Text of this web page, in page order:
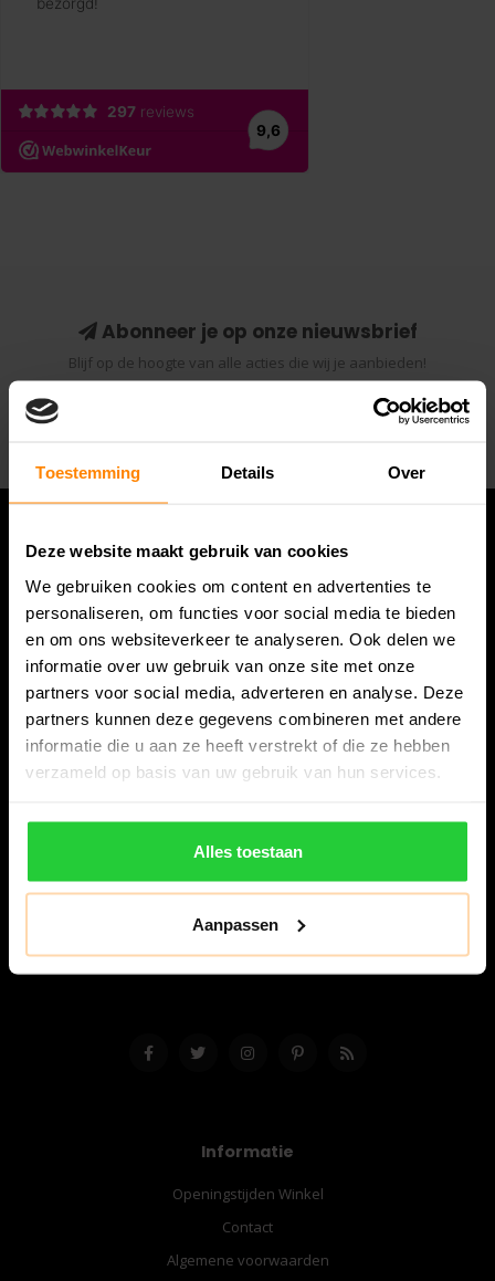
Toestemming Details Over
Deze website maakt gebruik van cookies
We gebruiken cookies om content en advertenties te
personaliseren, om functies voor social media te bieden
en om ons websiteverkeer te analyseren. Ook delen we
informatie over uw gebruik van onze site met onze
partners voor social media, adverteren en analyse. Deze
partners kunnen deze gegevens combineren met andere
informatie die u aan ze heeft verstrekt of die ze hebben
verzameld op basis van uw gebruik van hun services.
Alles toestaan
Aanpassen
Abonneer je op onze nieuwsbrief
Blijf op de hoogte van alle acties die wij je aanbieden!
Abonneer
Bespanracket.nl is dé racketspecialist van Lelystad en
omstreken.
8224 AA Lelystad
06-57276080
info@bespanracket.nl
Informatie
Openingstijden Winkel
Contact
Algemene voorwaarden